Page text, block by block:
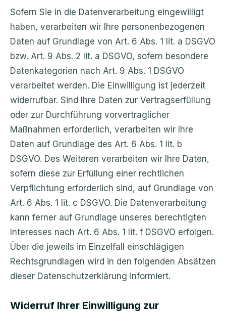
Sofern Sie in die Datenverarbeitung eingewilligt
haben, verarbeiten wir Ihre personenbezogenen
Daten auf Grundlage von Art. 6 Abs. 1 lit. a DSGVO
bzw. Art. 9 Abs. 2 lit. a DSGVO, sofern besondere
Datenkategorien nach Art. 9 Abs. 1 DSGVO
verarbeitet werden. Die Einwilligung ist jederzeit
widerrufbar. Sind Ihre Daten zur Vertragserfüllung
oder zur Durchführung vorvertraglicher
Maßnahmen erforderlich, verarbeiten wir Ihre
Daten auf Grundlage des Art. 6 Abs. 1 lit. b
DSGVO. Des Weiteren verarbeiten wir Ihre Daten,
sofern diese zur Erfüllung einer rechtlichen
Verpflichtung erforderlich sind, auf Grundlage von
Art. 6 Abs. 1 lit. c DSGVO. Die Datenverarbeitung
kann ferner auf Grundlage unseres berechtigten
Interesses nach Art. 6 Abs. 1 lit. f DSGVO erfolgen.
Über die jeweils im Einzelfall einschlägigen
Rechtsgrundlagen wird in den folgenden Absätzen
dieser Datenschutzerklärung informiert.
Widerruf Ihrer Einwilligung zur